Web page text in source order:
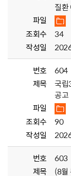
질환
파일
조회수
34
작성일
번호
604
제목
국립
공고
파일
조회수
90
작성일
번호
603
제목